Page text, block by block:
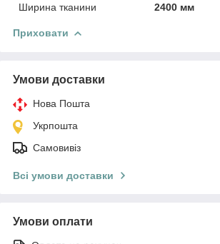
Ширина тканини
2400 мм
Приховати
Умови доставки
Нова Пошта
Укрпошта
Самовивіз
Всі умови доставки
Умови оплати